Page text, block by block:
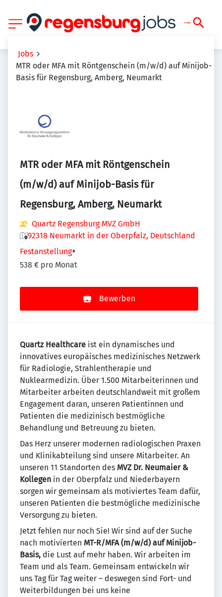
Jobs
MTR oder MFA mit Röntgenschein (m/w/d) auf Minijob-
Basis für Regensburg, Amberg, Neumarkt
MTR oder MFA mit Röntgenschein
(m/w/d) auf Minijob-Basis für
Regensburg, Amberg, Neumarkt
Quartz Regensburg MVZ GmbH
92318 Neumarkt in der Oberpfalz, Deutschland
Festanstellung+
538 € pro Monat
Bewerben
Quartz Healthcare ist ein dynamisches und
innovatives europäisches medizinisches Netzwerk
für Radiologie, Strahlentherapie und
Nuklearmedizin. Über 1.500 Mitarbeiterinnen und
Mitarbeiter arbeiten deutschlandweit mit großem
Engagement daran, unseren Patientinnen und
Patienten die medizinisch bestmögliche
Behandlung und Betreuung zu bieten.
Das Herz unserer modernen radiologischen Praxen
und Klinikabteilung sind unsere Mitarbeiter. An
unseren 11 Standorten des MVZ Dr. Neumaier &
Kollegen in der Oberpfalz und Niederbayern
sorgen wir gemeinsam als motiviertes Team dafür,
unseren Patienten die bestmögliche medizinische
Versorgung zu bieten.
Jetzt fehlen nur noch Sie! Wir sind auf der Suche
nach motivierten MT-R/MFA (m/w/d) auf Minijob-
Basis, die Lust auf mehr haben. Wir arbeiten im
Team und als Team. Gemeinsam entwickeln wir
uns Tag für Tag weiter – deswegen sind Fort- und
Weiterbildungen bei uns keine